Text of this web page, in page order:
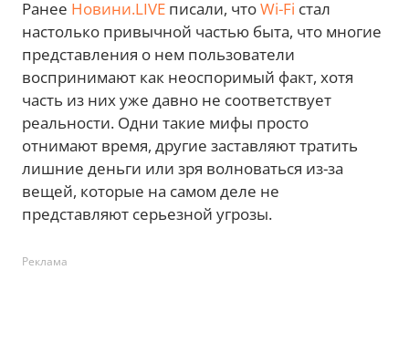
Ранее Новини.LIVE писали, чтоWi-Fi стал
настолько привычной частью быта, что многие
представления о нем пользователи
воспринимают как неоспоримый факт, хотя
часть из них уже давно не соответствует
реальности. Одни такие мифы просто
отнимают время, другие заставляют тратить
лишние деньги или зря волноваться из-за
вещей, которые на самом деле не
представляют серьезной угрозы.
Реклама